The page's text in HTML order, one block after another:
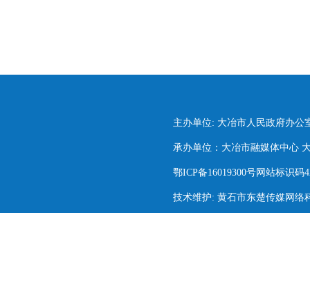
主办单位: 大冶市人民政府办公
承办单位：大冶市融媒体中心
鄂ICP备16019300号网站标识码
技术维护: 黄石市东楚传媒网络